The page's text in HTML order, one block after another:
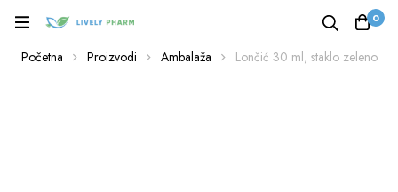
0
Početna Proizvodi Ambalaža Lončić 30 ml, staklo zeleno